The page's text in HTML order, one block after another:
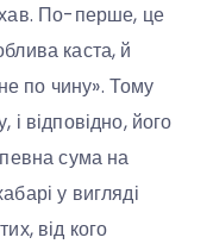
По-перше, це
каста, й
по чину». Тому
відповідно, його
сума на
у вигляді
від кого